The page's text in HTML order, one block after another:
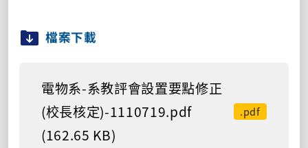
檔案下載
電物系-系教評會設置要點修正
(校長核定)-1110719.pdf
(162.65 KB)
.pdf